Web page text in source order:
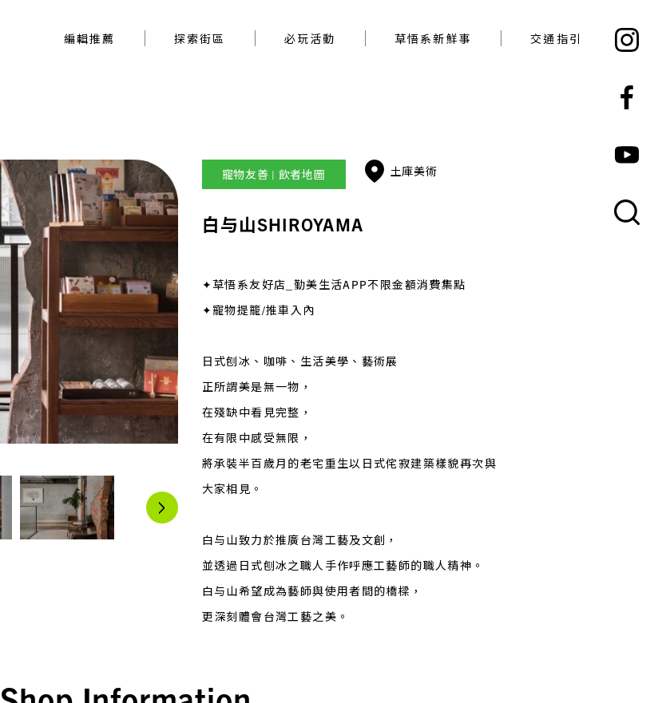
編輯推薦 探索街區 必玩活動 草悟系新鮮事 交通指引
寵物友善 | 飲者地圖 土庫美術
白与山SHIROYAMA
✦草悟系友好店_勤美生活APP不限金額消費集點
✦寵物提籠/推車入內
日式刨冰、咖啡、生活美學、藝術展
正所謂美是無一物，
在殘缺中看見完整，
在有限中感受無限，
將承裝半百歲月的老宅重生以日式侘寂建築樣貌再次與
大家相見。
白与山致力於推廣台灣工藝及文創，
並透過日式刨冰之職人手作呼應工藝師的職人精神。
白与山希望成為藝師與使用者間的橋樑，
更深刻體會台灣工藝之美。